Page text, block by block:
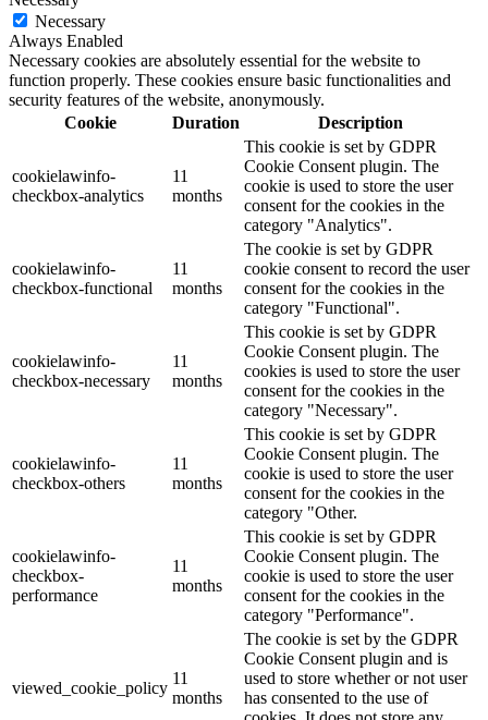
Necessary
Always Enabled
Necessary cookies are absolutely essential for the website to
function properly. These cookies ensure basic functionalities and
security features of the website, anonymously.
Cookie
Duration Description
cookielawinfo-
checkbox-analytics
11
months
This cookie is set by GDPR
Cookie Consent plugin. The
cookie is used to store the user
consent for the cookies in the
category "Analytics".
cookielawinfo-
checkbox-functional
11
months
The cookie is set by GDPR
cookie consent to record the user
consent for the cookies in the
category "Functional".
cookielawinfo-
checkbox-necessary
11
months
This cookie is set by GDPR
Cookie Consent plugin. The
cookies is used to store the user
consent for the cookies in the
category "Necessary".
cookielawinfo-
checkbox-others
11
months
This cookie is set by GDPR
Cookie Consent plugin. The
cookie is used to store the user
consent for the cookies in the
category "Other.
cookielawinfo-
checkbox-
performance
11
months
This cookie is set by GDPR
Cookie Consent plugin. The
cookie is used to store the user
consent for the cookies in the
category "Performance".
viewed_cookie_policy
11
months
The cookie is set by the GDPR
Cookie Consent plugin and is
used to store whether or not user
has consented to the use of